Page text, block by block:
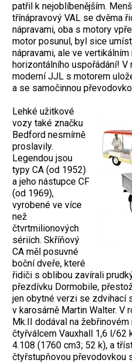
patřil k nejoblíbenějším.
třínápravový VAL se dvěma
nápravami, oba s motory
motor posunul, byl sice
nápravami, ale ve
horizontálního uspořádání!
moderní JJL s motorem
a se samočinnou
Lehké užitkové
vozy také značku
Bedford nesmírně
proslavily.
Legendou jsou
typy CA (od 1952)
a jeho nástupce CF
(od 1969),
vyrobené ve více
než
čtvrtmilionových
sériích. Skříňový
CA měl posuvné
boční dveře, které
řidiči s oblibou zavírali
přezdívku Dormobile,
jen obytné verzi se zdvihací
v karosárně Martin Walter. V
Mk.II dodával na
čtyřválcem Vauxhall 1,6 l/62
4.108 (1760 cm3; 52 k), a
čtyřstupňovou převodovkou